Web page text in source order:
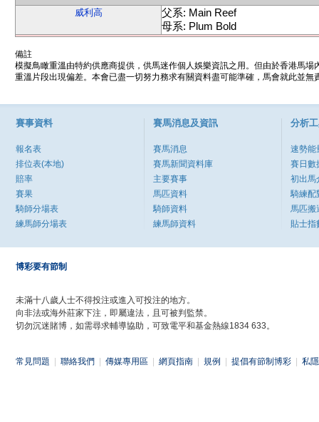
威利高
父系: Main Reef
母系: Plum Bold
備註
模擬鳥瞰重溫由特約供應商提供，供馬迷作個人娛樂資訊之用。但由於香港馬
重溫片段出現偏差。本會已盡一切努力務求有關資料盡可能準確，馬會就此並
賽事資料
報名表
排位表(本地)
賠率
賽果
騎師分場表
練馬師分場表
賽馬消息及資訊
賽馬消息
賽馬新聞資料庫
主要賽事
馬匹資料
騎師資料
練馬師資料
分析
速勢能
賽日數
初出馬
騎練配
馬匹搬
貼士指
博彩要有節制
未滿十八歲人士不得投注或進入可投注的地方。
向非法或海外莊家下注，即屬違法，且可被判監禁。
切勿沉迷賭博，如需尋求輔導協助，可致電平和基金熱線1834 633。
常見問題 聯絡我們 傳媒專用區 網頁指南 規例 提倡有節制博彩 私